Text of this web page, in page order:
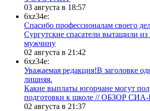
03 августа в 18:57
6xz34e:
Спасибо профессионалам своего
Сургутские спасатели вытащили
мужчину
02 августа в 21:42
6xz34e:
Уважаемая редакция!В заголовке
лишняя.
Какие выплаты югорчане могут
подготовки к школе // ОБЗОР
02 августа в 21:37